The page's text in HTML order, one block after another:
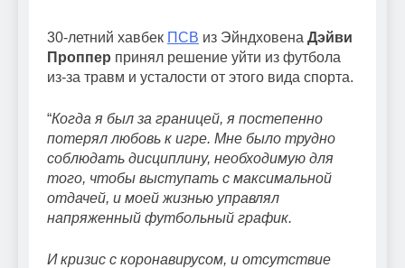
30-летний хавбек ПСВ из Эйндховена Дэйви
Проппер принял решение уйти из футбола
из-за травм и усталости от этого вида спорта.
“Когда я был за границей, я постепенно
потерял любовь к игре. Мне было трудно
соблюдать дисциплину, необходимую для
того, чтобы выступать с максимальной
отдачей, и моей жизнью управлял
напряженный футбольный график.
И кризис с коронавирусом, и отсутствие